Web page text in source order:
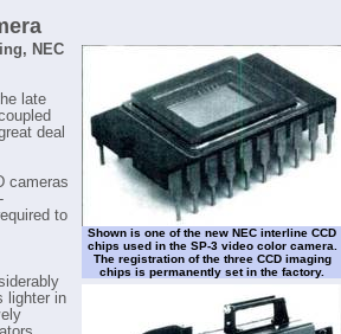
Shown is one of the new NEC interline CCD
chips used in the SP-3 video color camera.
The registration of the three CCD imaging
chips is permanently set in the factory.
NEC
late
deal
cameras
to
lighter in